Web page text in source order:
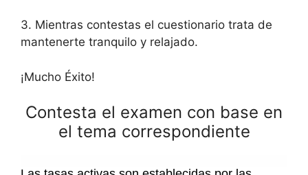
3. Mientras contestas el cuestionario trata de
mantenerte tranquilo y relajado.
¡Mucho Éxito!
Contesta el examen con base en
el tema correspondiente